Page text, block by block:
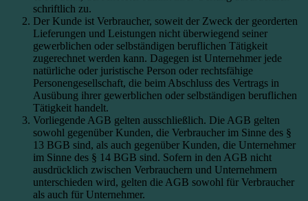
schriftlich zu.
Der Kunde ist Verbraucher, soweit der Zweck der georderten
Lieferungen und Leistungen nicht überwiegend seiner
gewerblichen oder selbständigen beruflichen Tätigkeit
zugerechnet werden kann. Dagegen ist Unternehmer jede
natürliche oder juristische Person oder rechtsfähige
Personengesellschaft, die beim Abschluss des Vertrags in
Ausübung ihrer gewerblichen oder selbständigen beruflichen
Tätigkeit handelt.
Vorliegende AGB gelten ausschließlich. Die AGB gelten
sowohl gegenüber Kunden, die Verbraucher im Sinne des §
13 BGB sind, als auch gegenüber Kunden, die Unternehmer
im Sinne des § 14 BGB sind. Sofern in den AGB nicht
ausdrücklich zwischen Verbrauchern und Unternehmern
unterschieden wird, gelten die AGB sowohl für Verbraucher
als auch für Unternehmer.